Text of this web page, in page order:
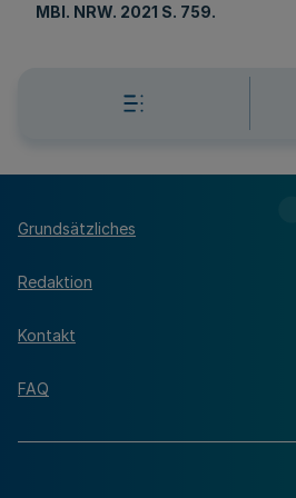
MBl. NRW. 2021 S. 759.
Grundsätzliches
Redaktion
Kontakt
FAQ